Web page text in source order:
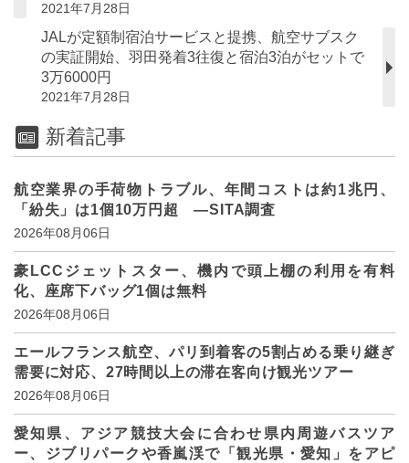
2021年7月28日
JALが定額制宿泊サービスと提携、航空サブスク
の実証開始、羽田発着3往復と宿泊3泊がセットで
3万6000円
2021年7月28日
新着記事
航空業界の手荷物トラブル、年間コストは約1兆円、
「紛失」は1個10万円超 ―SITA調査
2026年08月06日
豪LCCジェットスター、機内で頭上棚の利用を有料
化、座席下バッグ1個は無料
2026年08月06日
エールフランス航空、パリ到着客の5割占める乗り継ぎ
需要に対応、27時間以上の滞在客向け観光ツアー
2026年08月06日
愛知県、アジア競技大会に合わせ県内周遊バスツア
ー、ジブリパークや香嵐渓で「観光県・愛知」をアピ